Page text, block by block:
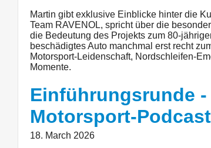
Martin gibt exklusive Einblicke hinter die
Team RAVENOL, spricht über die
die Bedeutung des Projekts zum 80-
beschädigtes Auto manchmal erst recht
Motorsport-Leidenschaft, Nordschleifen-
Momente.
Einführungsrunde -
Motorsport-
18. March 2026